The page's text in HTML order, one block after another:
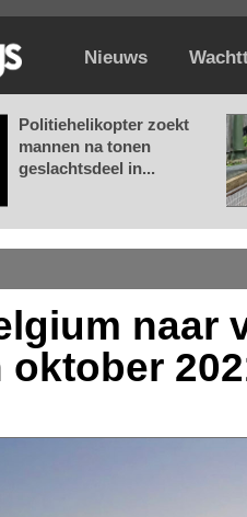
Nieuws
Politiehelikopter zoekt
mannen na tonen
geslachtsdeel in...
naar